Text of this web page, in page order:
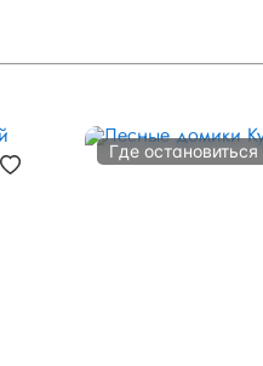
Где остановиться